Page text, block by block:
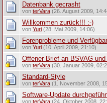
Datenbank gecrasht
von terVara(26. August 2009,
Willkommen zurück!!! :-)
von Yuri(28. Mai 2009, 14:06)
Forenprobleme und
von Yuri(10. April 2009, 21:10)
Offener Brief an BSVAG
von terVara(30. Januar 2009,
Standard-Style
von terVara(1. November 2008,
Software-Update
von terVara(24. Oktober 2008,